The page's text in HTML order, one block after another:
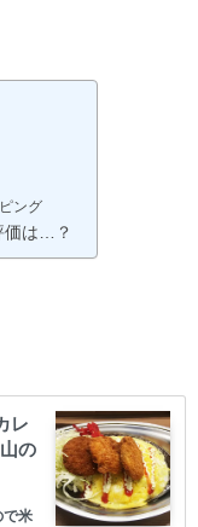
ング
価は…？
レ
の
で米